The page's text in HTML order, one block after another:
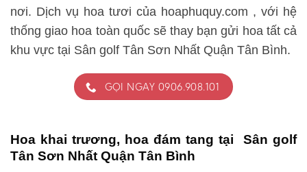
nơi. Dịch vụ hoa tươi của hoaphuquy.com , với hệ
thống giao hoa toàn quốc sẽ thay bạn gửi hoa tất cả
khu vực tại Sân golf Tân Sơn Nhất Quận Tân Bình.
GỌI NGAY 0906.908.101
Hoa khai trương, hoa đám tang tại Sân golf
Tân Sơn Nhất Quận Tân Bình